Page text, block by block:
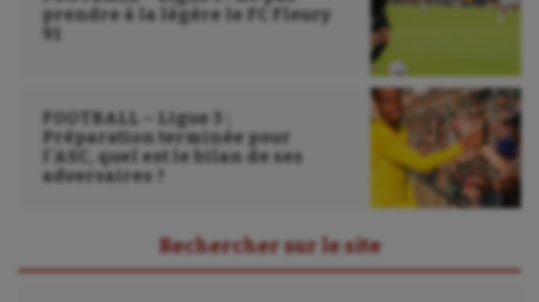
Water-polo
prendre à la légère le FC Fleury
91
FOOTBALL – Ligue 3 :
Préparation terminée pour
l’ASC, quel est le bilan de ses
adversaires ?
Rechercher sur le site